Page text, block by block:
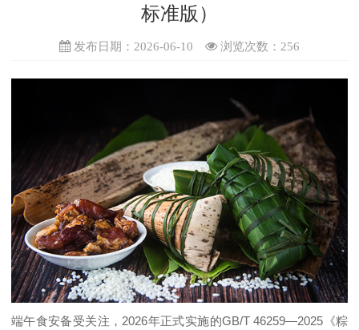
标准版）
发布日期：2026-06-10 浏览次数： 256
端午食安备受关注， 2026年正式实施的GB/T 46259—2025 《粽